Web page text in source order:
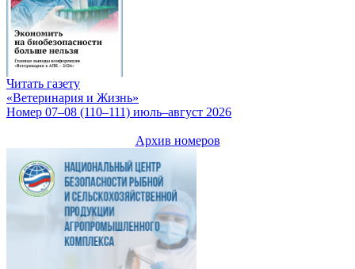
Читать газету
«Ветеринария и Жизнь»
Номер 07–08 (110–111) июль–август 2026
Архив номеров